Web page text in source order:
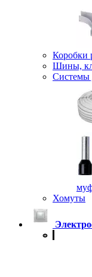
Коробки
Шины,
Системы
Хомуты